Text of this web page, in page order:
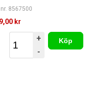
8567500
kr
+
-
Köp